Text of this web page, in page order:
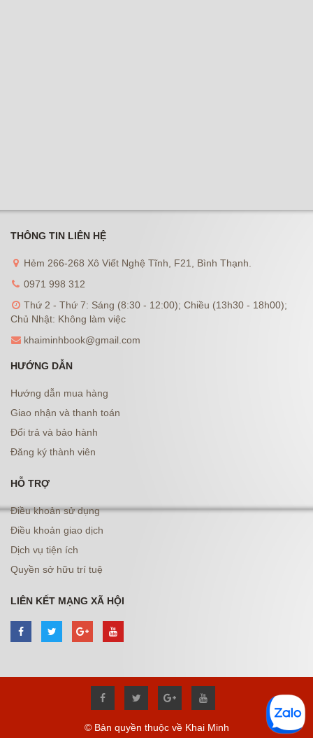
THÔNG TIN LIÊN HỆ
Hẻm 266-268 Xô Viết Nghệ Tĩnh, F21, Bình Thạnh.
0971 998 312
Thứ 2 - Thứ 7: Sáng (8:30 - 12:00); Chiều (13h30 - 18h00);
Chủ Nhật: Không làm việc
khaiminhbook@gmail.com
HƯỚNG DẪN
Hướng dẫn mua hàng
Giao nhận và thanh toán
Đổi trả và bảo hành
Đăng ký thành viên
HỖ TRỢ
Điều khoản sử dụng
Điều khoản giao dịch
Dịch vụ tiện ích
Quyền sở hữu trí tuệ
LIÊN KẾT MẠNG XÃ HỘI
© Bản quyền thuộc về Khai Minh